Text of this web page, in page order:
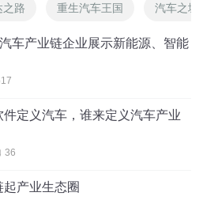
之路 重生汽车王国 汽车之城
车产业链企业展示新能源、智能
定义汽车，谁来定义汽车产业
36
产业生态圈